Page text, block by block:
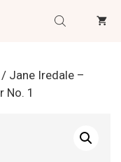
/ Jane Iredale –
No. 1